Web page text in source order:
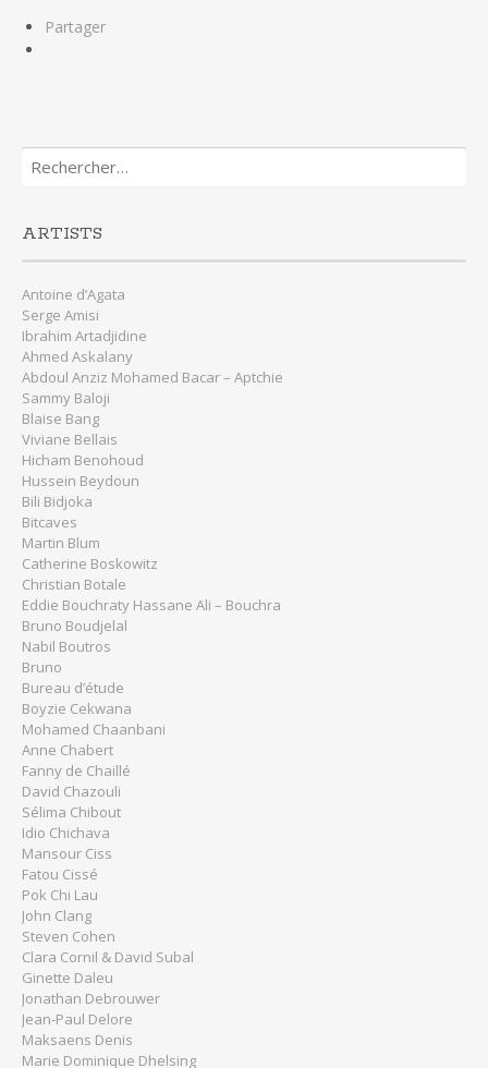
Partager
Rechercher :
ARTISTS
Antoine d’Agata
Serge Amisi
Ibrahim Artadjidine
Ahmed Askalany
Abdoul Anziz Mohamed Bacar – Aptchie
Sammy Baloji
Blaise Bang
Viviane Bellais
Hicham Benohoud
Hussein Beydoun
Bili Bidjoka
Bitcaves
Martin Blum
Catherine Boskowitz
Christian Botale
Eddie Bouchraty Hassane Ali – Bouchra
Bruno Boudjelal
Nabil Boutros
Bruno
Bureau d’étude
Boyzie Cekwana
Mohamed Chaanbani
Anne Chabert
Fanny de Chaillé
David Chazouli
Sélima Chibout
Idio Chichava
Mansour Ciss
Fatou Cissé
Pok Chi Lau
John Clang
Steven Cohen
Clara Cornil & David Subal
Ginette Daleu
Jonathan Debrouwer
Jean-Paul Delore
Maksaens Denis
Marie Dominique Dhelsing